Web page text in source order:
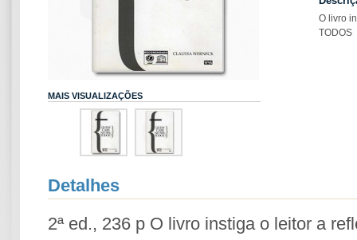
O livro
TODOS
MAIS VISUALIZAÇÕES
Detalhes
2ª ed., 236 p O livro instiga o leitor a